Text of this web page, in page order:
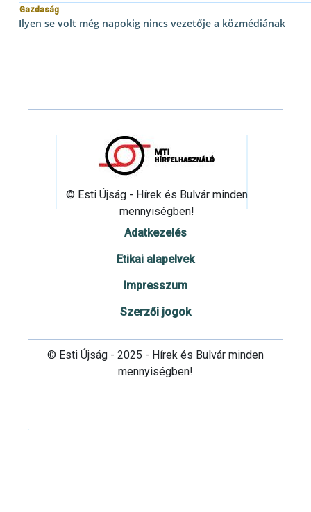
Gazdaság
Ilyen se volt még napokig nincs vezetője a közmédiának
© Esti Újság - Hírek és Bulvár minden
mennyiségben!
Adatkezelés
Etikai alapelvek
Impresszum
Szerzői jogok
© Esti Újság - 2025 - Hírek és Bulvár minden
mennyiségben!